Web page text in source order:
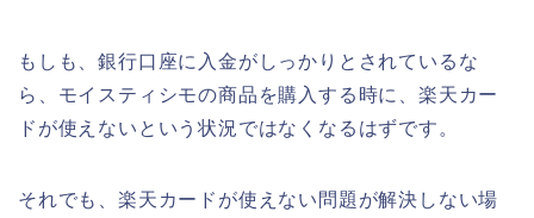
もしも、銀行口座に入金がしっかりとされているな
ら、モイスティシモの商品を購入する時に、楽天カー
ドが使えないという状況ではなくなるはずです。
それでも、楽天カードが使えない問題が解決しない場